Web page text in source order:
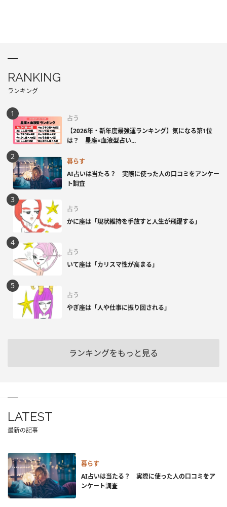
RANKING
ランキング
占う
【2026年・新年度最強運ランキング】気になる第1位
は？ 星座×血液型占い...
暮らす
AI占いは当たる？ 実際に使った人の口コミをアンケー
ト調査
占う
かに座は「現状維持を手放すと人生が飛躍する」
占う
いて座は「カリスマ性が高まる」
占う
やぎ座は「人や仕事に振り回される」
ランキングをもっと見る
LATEST
最新の記事
暮らす
AI占いは当たる？ 実際に使った人の口コミをア
ンケート調査